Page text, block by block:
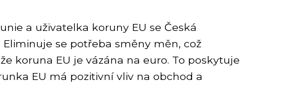
a uživatelka koruny EU se Česká
se potřeba směny měn, což
koruna EU je vázána na euro. To poskytuje
EU má pozitivní vliv na obchod a